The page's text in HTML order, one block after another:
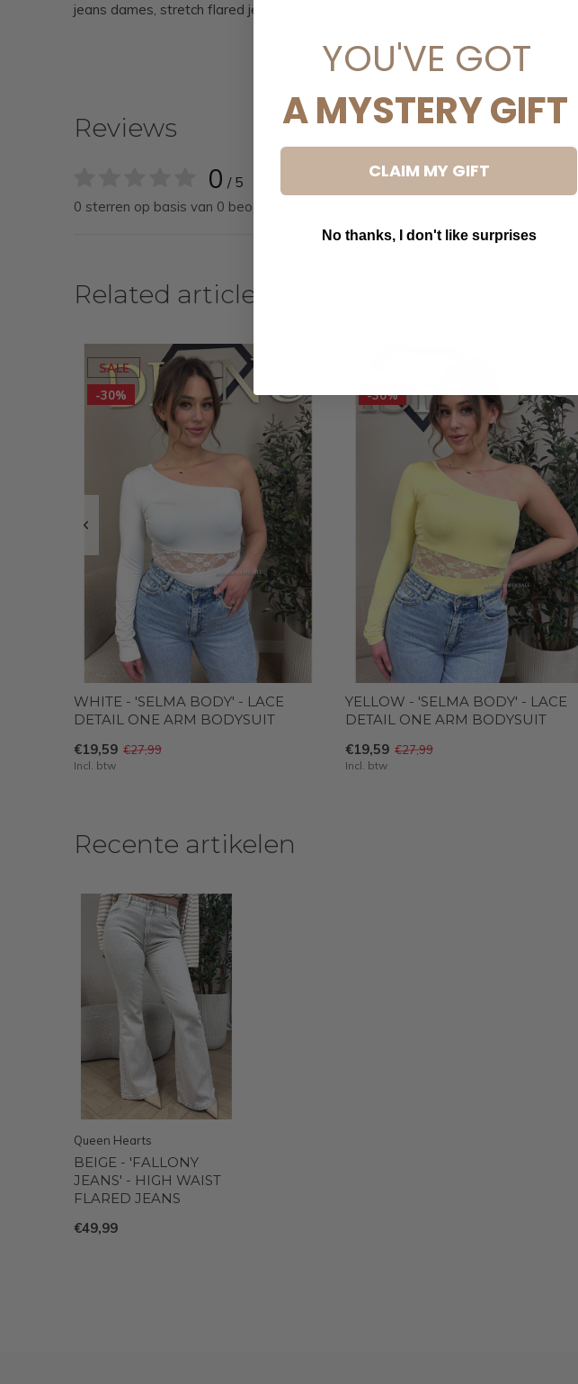
jeans dames, stretch flared jeans dames, DISINO jeans.
Reviews
0 / 5
0 sterren op basis van 0 beoordelingen
Related articles
SALE
-30%
WHITE - 'SELMA BODY' - LACE
DETAIL ONE ARM BODYSUIT
€19,59 €27,99
Incl. btw
-30%
YELLOW - 'SELMA BODY' - LACE
DETAIL ONE ARM BODYSUIT
€19,59 €27,99
Incl. btw
Recente artikelen
Queen Hearts
BEIGE - 'FALLONY
JEANS' - HIGH WAIST
FLARED JEANS
€49,99
YOU'VE GOT
A MYSTERY GIFT
CLAIM MY GIFT
No thanks, I don't like surprises